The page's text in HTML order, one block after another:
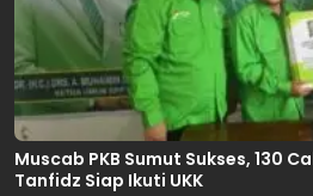
Muscab PKB Sumut Sukses, 130
Tanfidz Siap Ikuti UKK